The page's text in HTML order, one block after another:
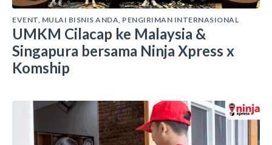
EVENT MULAI BISNIS ANDA PENGIRIMAN INTERNASIONAL
UMKM Cilacap ke Malaysia &
Singapura bersama Ninja Xpress x
Komship